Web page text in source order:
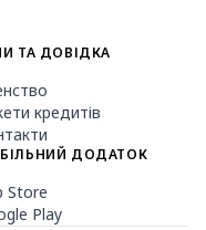
ТА ДОВІДКА
кредитів
ДОДАТОК
Store
Play